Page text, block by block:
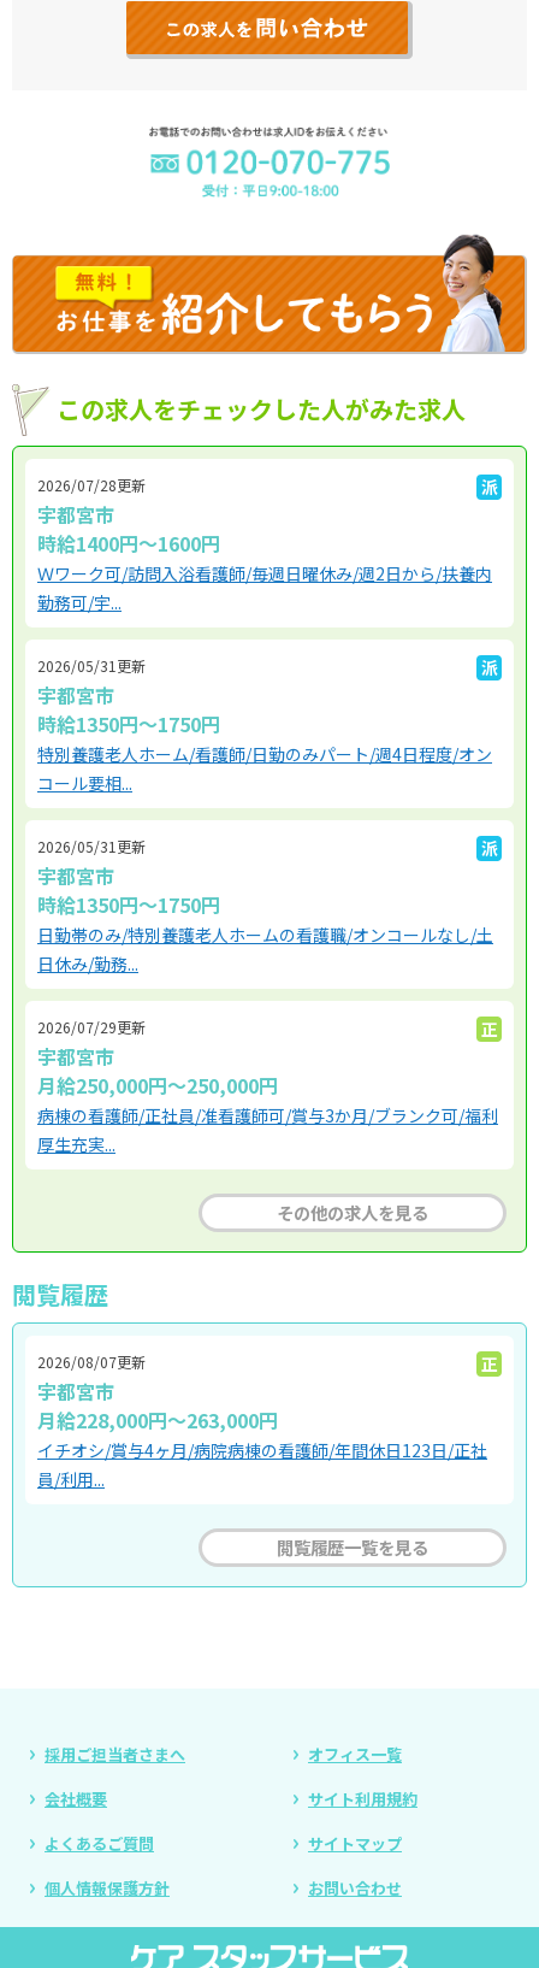
この求人をチェックした人がみた求人
2026/07/28更新 派
宇都宮市
時給1400円～1600円
Ｗワーク可/訪問入浴看護師/毎週日曜休み/週2日から/扶養内
勤務可/宇...
2026/05/31更新 派
宇都宮市
時給1350円～1750円
特別養護老人ホーム/看護師/日勤のみパート/週4日程度/オン
コール要相...
2026/05/31更新 派
宇都宮市
時給1350円～1750円
日勤帯のみ/特別養護老人ホームの看護職/オンコールなし/土
日休み/勤務...
2026/07/29更新 正
宇都宮市
月給250,000円〜250,000円
病棟の看護師/正社員/准看護師可/賞与3か月/ブランク可/福利
厚生充実...
その他の求人を見る
閲覧履歴
2026/08/07更新 正
宇都宮市
月給228,000円〜263,000円
イチオシ/賞与4ヶ月/病院病棟の看護師/年間休日123日/正社
員/利用...
閲覧履歴一覧を見る
採用ご担当者さまへ
オフィス一覧
会社概要
サイト利用規約
よくあるご質問
サイトマップ
個人情報保護方針
お問い合わせ